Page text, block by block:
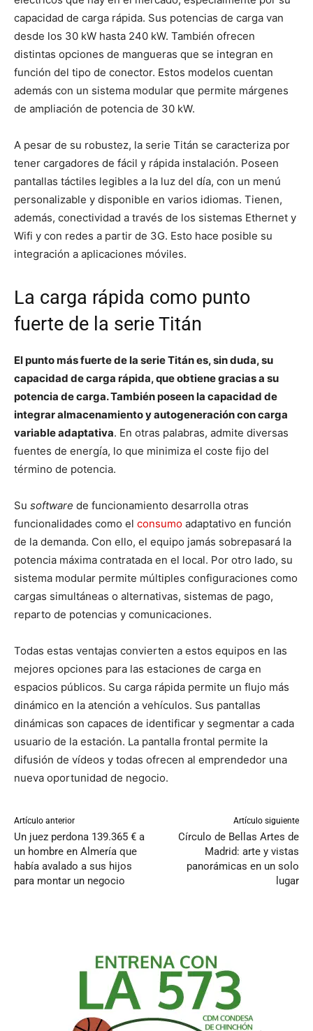
capacidad de carga rápida. Sus potencias de carga van
desde los 30 kW hasta 240 kW. También ofrecen
distintas opciones de mangueras que se integran en
función del tipo de conector. Estos modelos cuentan
además con un sistema modular que permite márgenes
de ampliación de potencia de 30 kW.
A pesar de su robustez, la serie Titán se caracteriza por
tener cargadores de fácil y rápida instalación. Poseen
pantallas táctiles legibles a la luz del día, con un menú
personalizable y disponible en varios idiomas. Tienen,
además, conectividad a través de los sistemas Ethernet y
Wifi y con redes a partir de 3G. Esto hace posible su
integración a aplicaciones móviles.
La carga rápida como punto
fuerte de la serie Titán
El punto más fuerte de la serie Titán es, sin duda, su
capacidad de carga rápida, que obtiene gracias a su
potencia de carga. También poseen la capacidad de
integrar almacenamiento y autogeneración con carga
variable adaptativa. En otras palabras, admite diversas
fuentes de energía, lo que minimiza el coste fijo del
término de potencia.
Su software de funcionamiento desarrolla otras
funcionalidades como el consumo adaptativo en función
de la demanda. Con ello, el equipo jamás sobrepasará la
potencia máxima contratada en el local. Por otro lado, su
sistema modular permite múltiples configuraciones como
cargas simultáneas o alternativas, sistemas de pago,
reparto de potencias y comunicaciones.
Todas estas ventajas convierten a estos equipos en las
mejores opciones para las estaciones de carga en
espacios públicos. Su carga rápida permite un flujo más
dinámico en la atención a vehículos. Sus pantallas
dinámicas son capaces de identificar y segmentar a cada
usuario de la estación. La pantalla frontal permite la
difusión de vídeos y todas ofrecen al emprendedor una
nueva oportunidad de negocio.
Artículo anterior
Un juez perdona 139.365 € a
un hombre en Almería que
había avalado a sus hijos
para montar un negocio
Artículo siguiente
Círculo de Bellas Artes de
Madrid: arte y vistas
panorámicas en un solo
lugar